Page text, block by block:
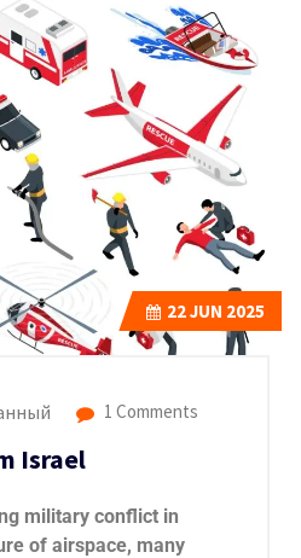
22JUN 2025
1 Comments
Israel
military conflict in
of airspace, many